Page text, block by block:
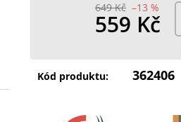
649 Kč –13 %
559 Kč
Kód produktu:
362406